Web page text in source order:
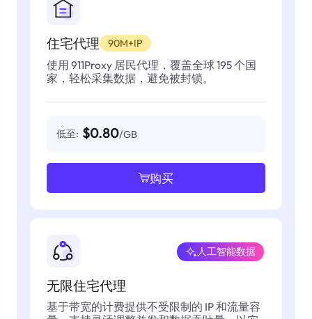
住宅代理 90M+IP
使用 911Proxy 居民代理，覆盖全球 195 个国
家，轻松采集数据，避免被封锁。
低至: $0.80/GB
购买
无限住宅代理
人工智能数据
基于带宽的计费提供不受限制的 IP 和流量容